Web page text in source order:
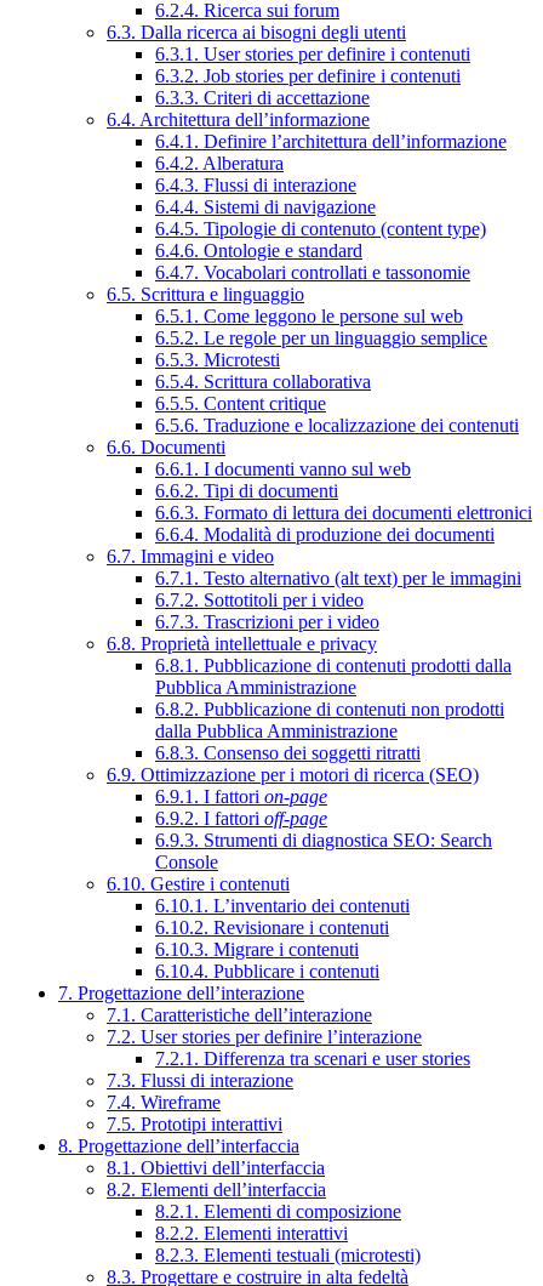
6.2.4. Ricerca sui forum
6.3. Dalla ricerca ai bisogni degli utenti
6.3.1. User stories per definire i contenuti
6.3.2. Job stories per definire i contenuti
6.3.3. Criteri di accettazione
6.4. Architettura dell’informazione
6.4.1. Definire l’architettura dell’informazione
6.4.2. Alberatura
6.4.3. Flussi di interazione
6.4.4. Sistemi di navigazione
6.4.5. Tipologie di contenuto (content type)
6.4.6. Ontologie e standard
6.4.7. Vocabolari controllati e tassonomie
6.5. Scrittura e linguaggio
6.5.1. Come leggono le persone sul web
6.5.2. Le regole per un linguaggio semplice
6.5.3. Microtesti
6.5.4. Scrittura collaborativa
6.5.5. Content critique
6.5.6. Traduzione e localizzazione dei contenuti
6.6. Documenti
6.6.1. I documenti vanno sul web
6.6.2. Tipi di documenti
6.6.3. Formato di lettura dei documenti elettronici
6.6.4. Modalità di produzione dei documenti
6.7. Immagini e video
6.7.1. Testo alternativo (alt text) per le immagini
6.7.2. Sottotitoli per i video
6.7.3. Trascrizioni per i video
6.8. Proprietà intellettuale e privacy
6.8.1. Pubblicazione di contenuti prodotti dalla
Pubblica Amministrazione
6.8.2. Pubblicazione di contenuti non prodotti
dalla Pubblica Amministrazione
6.8.3. Consenso dei soggetti ritratti
6.9. Ottimizzazione per i motori di ricerca (SEO)
6.9.1. I fattori on-page
6.9.2. I fattori off-page
6.9.3. Strumenti di diagnostica SEO: Search
Console
6.10. Gestire i contenuti
6.10.1. L’inventario dei contenuti
6.10.2. Revisionare i contenuti
6.10.3. Migrare i contenuti
6.10.4. Pubblicare i contenuti
7. Progettazione dell’interazione
7.1. Caratteristiche dell’interazione
7.2. User stories per definire l’interazione
7.2.1. Differenza tra scenari e user stories
7.3. Flussi di interazione
7.4. Wireframe
7.5. Prototipi interattivi
8. Progettazione dell’interfaccia
8.1. Obiettivi dell’interfaccia
8.2. Elementi dell’interfaccia
8.2.1. Elementi di composizione
8.2.2. Elementi interattivi
8.2.3. Elementi testuali (microtesti)
8.3. Progettare e costruire in alta fedeltà